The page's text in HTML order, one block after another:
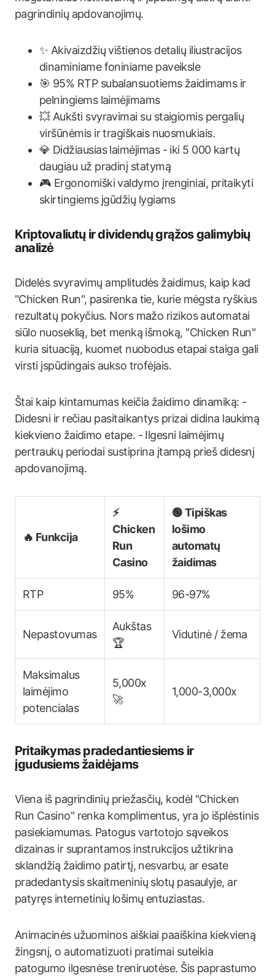
pagrindinių apdovanojimų.
✨ Akivaizdžių vištienos detalių iliustracijos
dinaminiame foniniame paveiksle
🎯 95% RTP subalansuotiems žaidimams ir
pelningiems laimėjimams
💥 Aukšti svyravimai su staigiomis pergalių
viršūnėmis ir tragiškais nuosmukiais.
💎 Didžiausias laimėjimas - iki 5 000 kartų
daugiau už pradinį statymą
🎮 Ergonomiški valdymo įrenginiai, pritaikyti
skirtingiems įgūdžių lygiams
Kriptovaliutų ir dividendų grąžos galimybių
analizė
Didelės svyravimų amplitudės žaidimus, kaip kad
"Chicken Run", pasirenka tie, kurie mėgsta ryškius
rezultatų pokyčius. Nors mažo rizikos automatai
siūlo nuoseklią, bet menką išmoką, "Chicken Run"
kuria situaciją, kuomet nuobodus etapai staiga gali
virsti įspūdingais aukso trofėjais.
Štai kaip kintamumas keičia žaidimo dinamiką: -
Didesni ir rečiau pasitaikantys prizai didina laukimą
kiekvieno žaidimo etape. - Ilgesni laimėjimų
pertraukų periodai sustiprina įtampą prieš didesnį
apdovanojimą.
🔥 Funkcija
⚡
Chicken
Run
Casino
🟢 Tipiškas
lošimo
automatų
žaidimas
RTP 95% 96-97%
Nepastovumas
Aukštas
🏆
Vidutinė / žema
Maksimalus
laimėjimo
potencialas
5,000x
🚀
1,000-3,000x
Pritaikymas pradedantiesiems ir
įgudusiems žaidėjams
Viena iš pagrindinių priežasčių, kodėl "Chicken
Run Casino" renka komplimentus, yra jo išplėstinis
pasiekiamumas. Patogus vartotojo sąveikos
dizainas ir suprantamos instrukcijos užtikrina
sklandžią žaidimo patirtį, nesvarbu, ar esate
pradedantysis skaitmeninių slotų pasaulyje, ar
patyręs internetinių lošimų entuziastas.
Animacinės užuominos aiškiai paaiškina kiekvieną
žingsnį, o automatizuoti pratimai suteikia
patogumo ilgesnėse treniruotėse. Šis paprastumo